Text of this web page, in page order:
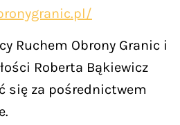
Ruchem Obrony Granic i
Roberta Bąkiewicz
się za pośrednictwem